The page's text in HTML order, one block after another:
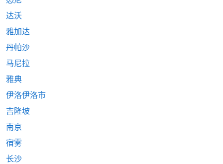
达沃
雅加达
丹帕沙
马尼拉
雅典
伊洛伊洛市
吉隆坡
南京
宿雾
长沙